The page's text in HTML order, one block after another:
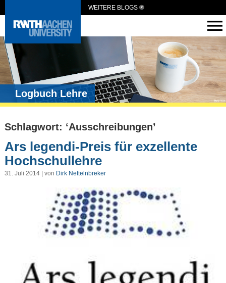
WEITERE BLOGS
Logbuch Lehre
Schlagwort: ‘Ausschreibungen’
Ars legendi-Preis für exzellente
Hochschullehre
31. Juli 2014 | von Dirk Nettelnbreker